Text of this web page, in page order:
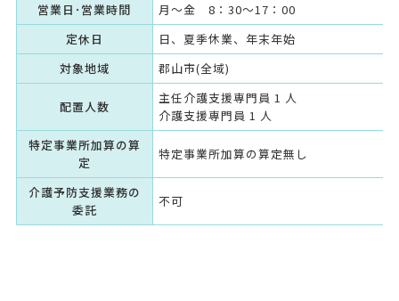
営業日･営業時間
月～金 8：30～17：00
定休日
日、夏季休業、年末年始
対象地域
郡山市(全域)
配置人数
主任介護支援専門員 1 人
介護支援専門員 1 人
特定事業所加算の算
定
特定事業所加算の算定無し
介護予防支援業務の
委託
不可